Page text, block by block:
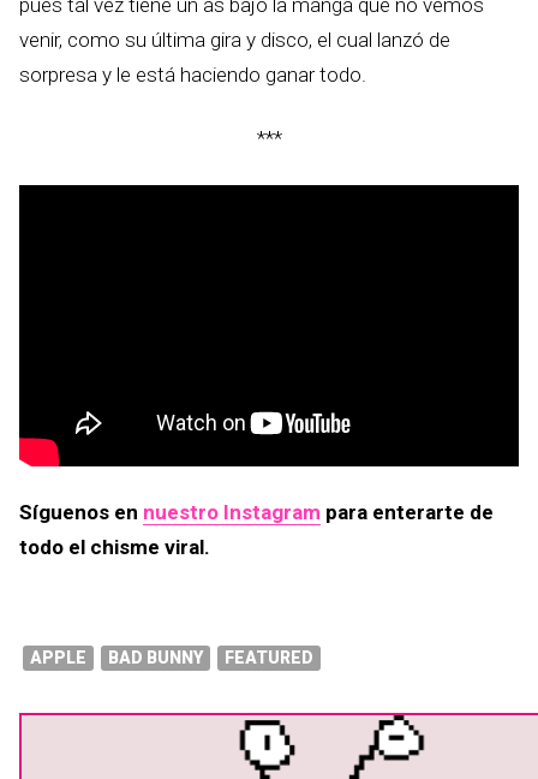
venir, como su última gira y disco, el cual lanzó de
sorpresa y le está haciendo ganar todo.
***
Síguenos en nuestro Instagram para enterarte de
todo el chisme viral.
APPLE BAD BUNNY FEATURED